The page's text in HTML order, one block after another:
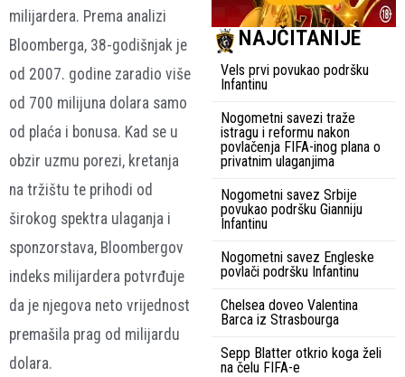
milijardera. Prema analizi
Bloomberga, 38-godišnjak je
od 2007. godine zaradio više
od 700 milijuna dolara samo
od plaća i bonusa. Kad se u
obzir uzmu porezi, kretanja
na tržištu te prihodi od
širokog spektra ulaganja i
sponzorstava, Bloombergov
indeks milijardera potvrđuje
da je njegova neto vrijednost
premašila prag od milijardu
dolara.
NAJČITANIJE
Vels prvi povukao podršku
Infantinu
Nogometni savezi traže
istragu i reformu nakon
povlačenja FIFA-inog plana o
privatnim ulaganjima
Nogometni savez Srbije
povukao podršku Gianniju
Infantinu
Nogometni savez Engleske
povlači podršku Infantinu
Chelsea doveo Valentina
Barca iz Strasbourga
Sepp Blatter otkrio koga želi
na čelu FIFA-e